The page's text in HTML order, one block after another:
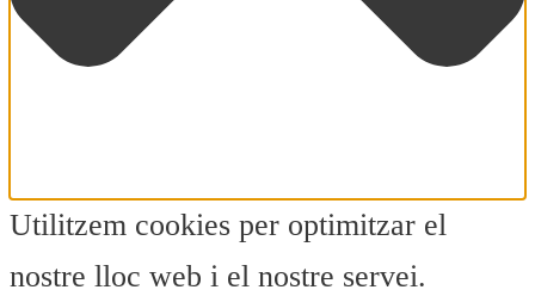
Utilitzem cookies per optimitzar el
nostre lloc web i el nostre servei.